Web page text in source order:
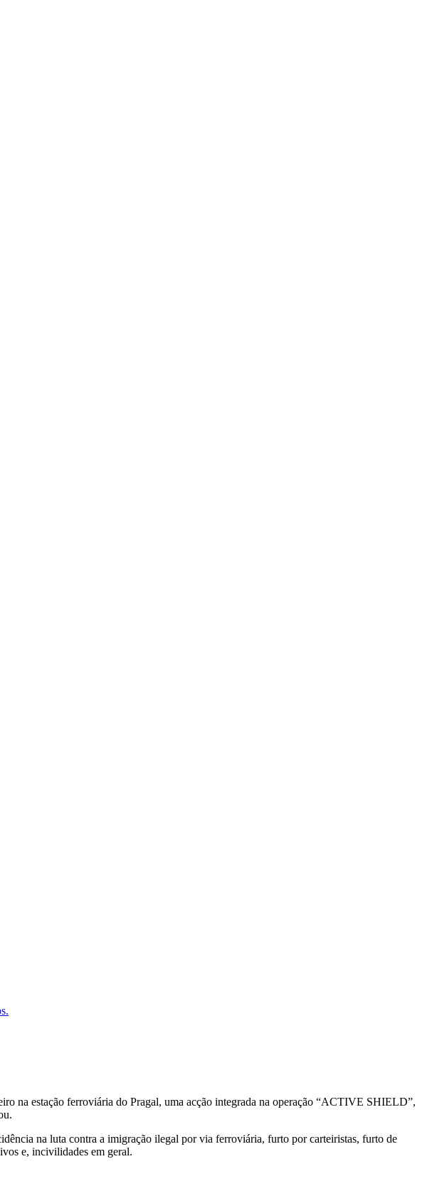
na estação ferroviária do Pragal, uma acção integrada na operação “ACTIVE SHIELD”,
na luta contra a imigração ilegal por via ferroviária, furto por carteiristas, furto de
e, incivilidades em geral.